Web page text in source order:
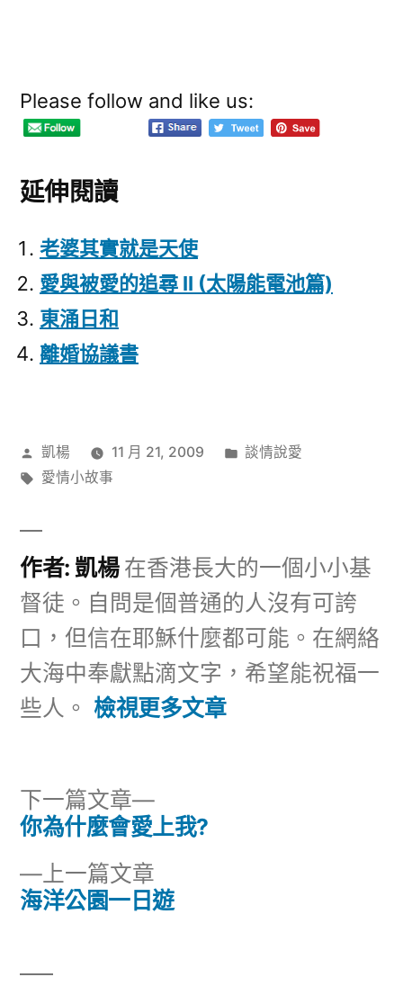
Please follow and like us:
延伸閱讀
老婆其實就是天使
愛與被愛的追尋 II (太陽能電池篇)
東涌日和
離婚協議書
作
者:
凱楊 11 月 21, 2009
分
談情說愛
標
愛情小故事
作者: 凱楊 在香港長大的一個小小基
督徒。自問是個普通的人沒有可誇
口，但信在耶穌什麼都可能。在網絡
大海中奉獻點滴文字，希望能祝福一
些人。 檢視更多文章
文
章
覽
上一篇文章
一
海洋公園一日遊
下一篇文章
下
一
章:
你為什麼會愛上我?